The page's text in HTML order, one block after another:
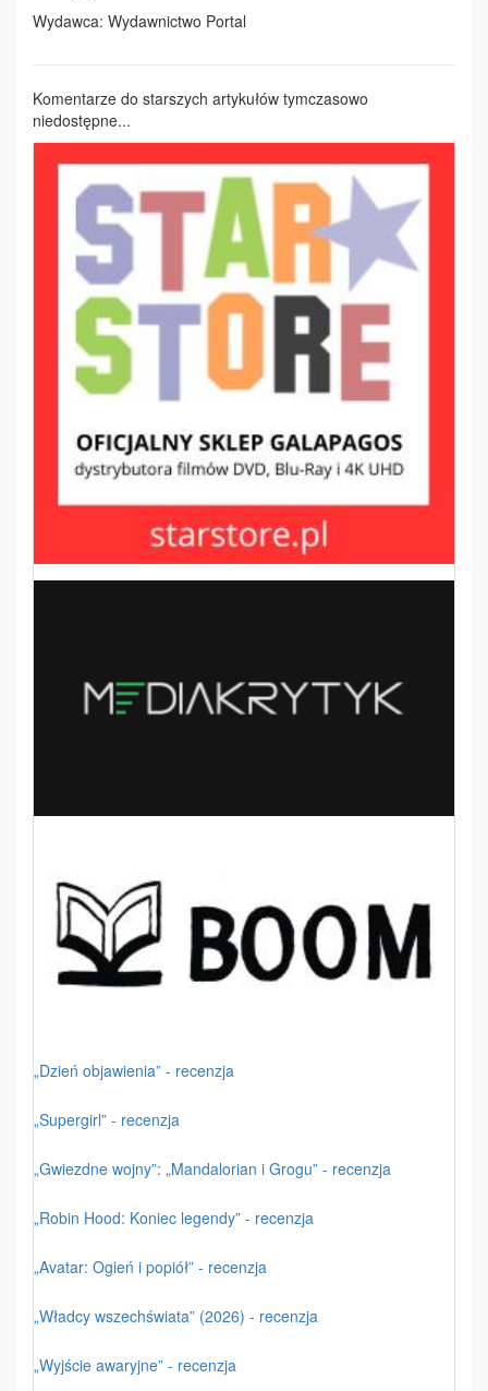
Wydawca: Wydawnictwo Portal
Komentarze do starszych artykułów tymczasowo
niedostępne...
„Dzień objawienia” - recenzja
„Supergirl” - recenzja
„Gwiezdne wojny”: „Mandalorian i Grogu” - recenzja
„Robin Hood: Koniec legendy” - recenzja
„Avatar: Ogień i popiół” - recenzja
„Władcy wszechświata” (2026) - recenzja
„Wyjście awaryjne” - recenzja